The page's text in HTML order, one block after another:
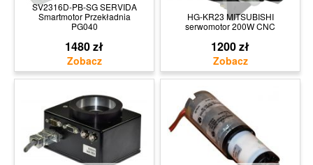
SV2316D-PB-SG SERVIDA
Smartmotor Przekładnia
PG040
1480 zł
HG-KR23 MITSUBISHI
serwomotor 200W CNC
1200 zł